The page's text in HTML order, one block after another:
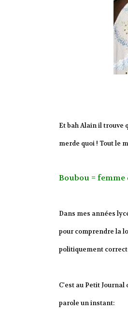
Et bah Alain il trouve
merde quoi ! Tout le
Boubou =
Dans mes années
pour comprendre la
politiquement
C'est au Petit
parole un instant: